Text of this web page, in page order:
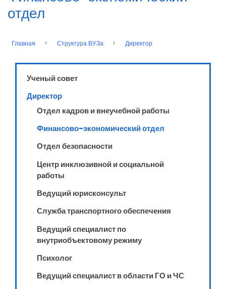
отдел
Строка
Главная Структура ВУЗа Директор
Ученый совет
Директор
Отдел кадров и внеучебной работы
Финансово-экономический отдел
Отдел безопасности
Центр инклюзивной и социальной
работы
Ведущий юрисконсульт
Служба транспортного обеспечения
Ведущий специалист по
внутриобъектовому режиму
Психолог
Ведущий специалист в области ГО и ЧС